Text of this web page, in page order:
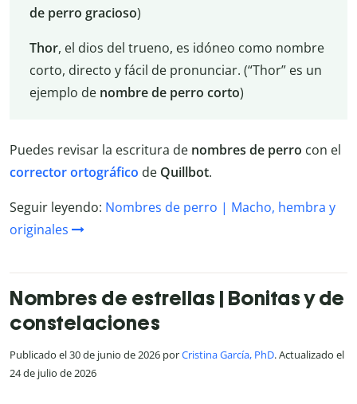
de perro gracioso)
Thor, el dios del trueno, es idóneo como nombre
corto, directo y fácil de pronunciar. (“Thor” es un
ejemplo de nombre de perro corto)
Puedes revisar la escritura de nombres de perro con el
corrector ortográfico de Quillbot.
Seguir leyendo: Nombres de perro | Macho, hembra y
originales
Nombres de estrellas | Bonitas y de
constelaciones
Publicado el 30 de junio de 2026 porCristina García, PhD. Actualizado el
24 de julio de 2026